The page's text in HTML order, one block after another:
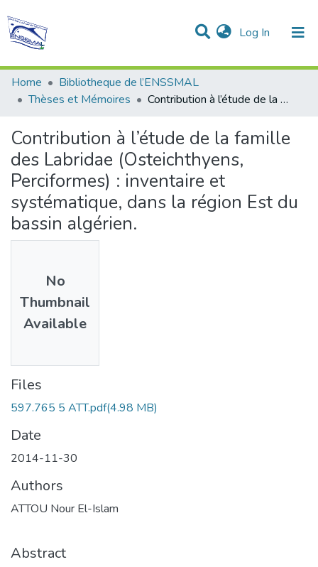
Log In (current)
Communities & Collections
Statistics
All of DSpace
Home
Bibliotheque de l’ENSSMAL
Thèses et Mémoires
Contribution à l’étude de la famille des Labridae (Osteichthyens, Perciformes) : inventaire et systématique, dans la région Est du bassin algérien.
Contribution à l’étude de la famille
des Labridae (Osteichthyens,
Perciformes) : inventaire et
systématique, dans la région Est du
bassin algérien.
No
Thumbnail
Available
Files
597.765 5 ATT.pdf(4.98 MB)
Date
2014-11-30
Authors
ATTOU Nour El-Islam
Abstract